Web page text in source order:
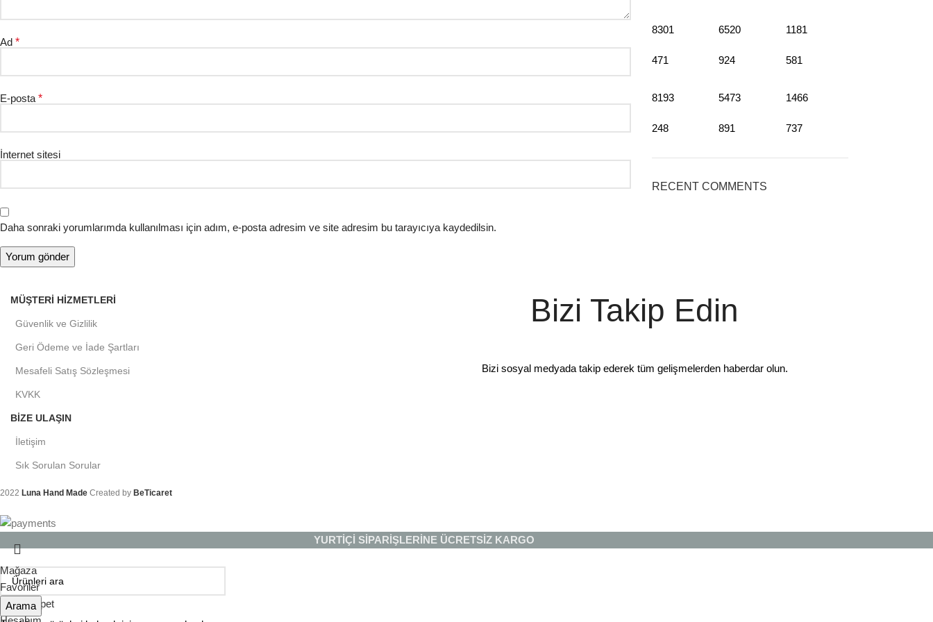
Ad *
E-posta *
İnternet sitesi
Daha sonraki yorumlarımda kullanılması için adım, e-posta adresim ve site adresim bu tarayıcıya kaydedilsin.
8301
471
6520
924
1181
581
8193
248
5473
891
1466
737
RECENT COMMENTS
MÜŞTERI HIZMETLERI
Güvenlik ve Gizlilik
Geri Ödeme ve İade Şartları
Mesafeli Satış Sözleşmesi
KVKK
BIZE ULAŞIN
İletişim
Sık Sorulan Sorular
Bizi Takip Edin
Bizi sosyal medyada takip ederek tüm gelişmelerden haberdar olun.
2022 Luna Hand Made Created by BeTicaret
Arama
YURTİÇİ SİPARİŞLERİNE ÜCRETSİZ KARGO
Mağaza
Favoriler
0öğe Sepet